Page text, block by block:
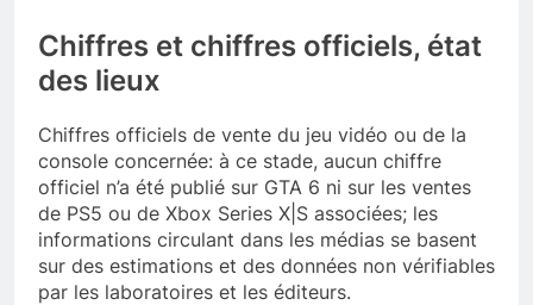
Chiffres et chiffres officiels, état
des lieux
Chiffres officiels de vente du jeu vidéo ou de la
console concernée: à ce stade, aucun chiffre
officiel n’a été publié sur GTA 6 ni sur les ventes
de PS5 ou de Xbox Series X|S associées; les
informations circulant dans les médias se basent
sur des estimations et des données non vérifiables
par les laboratoires et les éditeurs.